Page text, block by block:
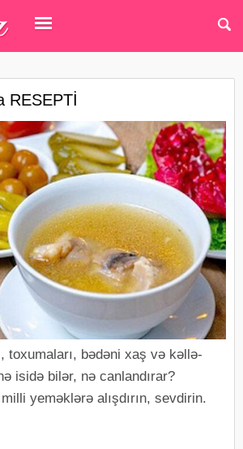
RESEPTİ
toxumaları, bədəni xaş və kəllə-
isidə bilər, nə canlandırar?
milli yeməklərə alışdırın, sevdirin.